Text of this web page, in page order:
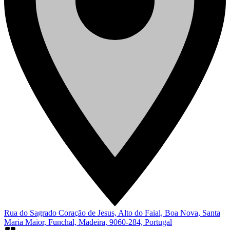
Rua do Sagrado Coração de Jesus, Alto do Faial, Boa Nova, Santa
Maria Maior, Funchal, Madeira, 9060-284, Portugal